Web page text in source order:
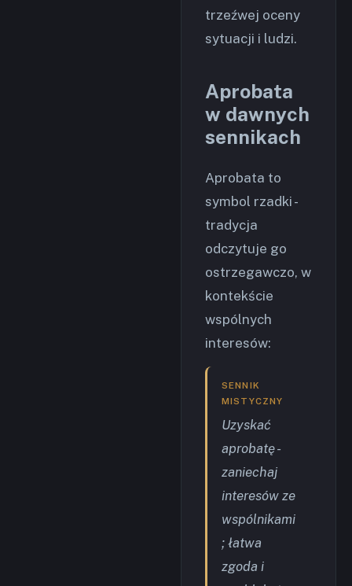
trzeźwej oceny
sytuacji i ludzi.
Aprobata
w dawnych
sennikach
Aprobata to
symbol rzadki -
tradycja
odczytuje go
ostrzegawczo, w
kontekście
wspólnych
interesów:
SENNIK
MISTYCZNY
Uzyskać
aprobatę -
zaniechaj
interesów ze
wspólnikami
; łatwa
zgoda i